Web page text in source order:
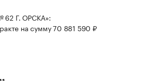
Г. ОРСКА»:
на сумму 70 881 590 ₽